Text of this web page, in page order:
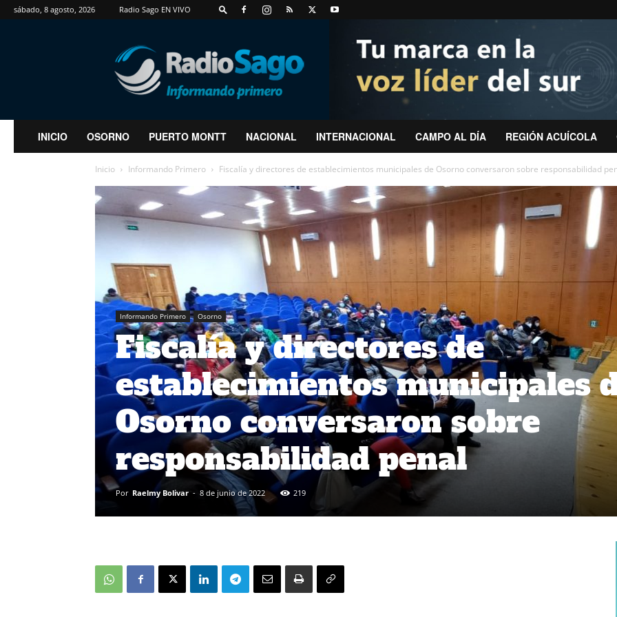
sábado, 8 agosto, 2026 Radio Sago EN VIVO
RadioSago
INICIO OSORNO PUERTO MONTT NACIONAL INTERNACIONAL CAMPO AL DÍA REGIÓN ACUÍCOLA
Inicio Informando Primero Fiscalía y directores de establecimientos municipales de Osorno conversaron sobre responsabilidad
Informando Primero Osorno
Fiscalía y directores de
establecimientos municipales
Osorno conversaron sobre
responsabilidad penal
Por Raelmy Bolivar - 8 de junio de 2022 219